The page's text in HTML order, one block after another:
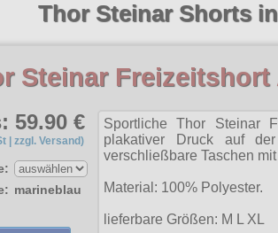
Thor Steinar Shorts in
Steinar Freizeitshort
59.90 €
| zzgl. Versand)
marineblau
Sportliche Thor Steinar
plakativer Druck auf
verschließbare Taschen
Material: 100% Polyester.
lieferbare Größen: M L XL